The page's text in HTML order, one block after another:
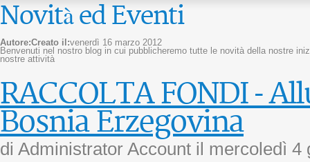
Novità ed Eventi
Autore:Creato il:venerdì 16 marzo 2012
Benvenuti nel nostro blog in cui pubblicheremo tutte le novità della nostre
nostre attività
RACCOLTA FONDI -
Bosnia Erzegovina
di Administrator Account il mercoledì 4